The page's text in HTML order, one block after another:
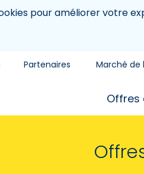
pour améliorer votre
Partenaires Marché de
Offres